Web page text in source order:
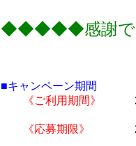
◆◆◆◆◆感謝で
■キャンペーン期間
《ご利用期間》
《応募期限》 2018